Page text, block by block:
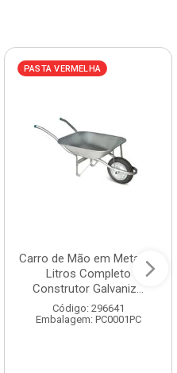
PASTA VERMELHA
Carro de Mão em Metal 60
Litros Completo
Construtor Galvaniz...
Código: 296641
Embalagem: PC0001PC